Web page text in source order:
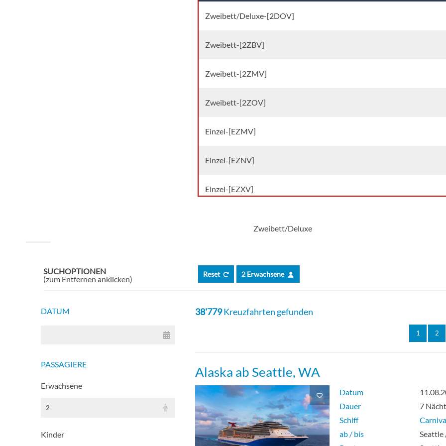
Zweibett/Deluxe-[2DOV]
Zweibett-[2ZBV]
Zweibett-[2ZMV]
Zweibett-[2ZOV]
Einzel-[EZMV]
Einzel-[EZNV]
Einzel-[EZXV]
Zweibett/Deluxe
SUCHOPTIONEN
(zum Entfernen anklicken)
Reset 2 Erwachsene
DATUM
PASSAGIERE
Erwachsene
2
Kinder
38'779Kreuzfahrten gefunden
1 2
Alaska ab Seattle, WA
Datum
Dauer
7
Schiff
ab / bis
Seattle